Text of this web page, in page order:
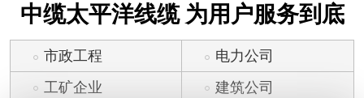
中缆太平洋线缆 为用户服务到底
市政工程
电力公司
工矿企业
建筑公司